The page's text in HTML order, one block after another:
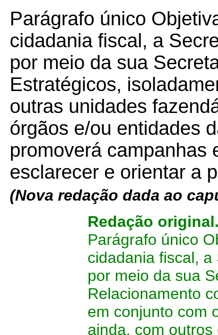
Parágrafo único
cidadania fiscal, a
por meio da sua
Estratégicos,
outras unidades
órgãos e/ou entidades
promoverá campanhas
esclarecer e orientar a
(Nova redação dada ao
Redação
Parágrafo único
cidadania fiscal,
por meio da sua
Relacionamento
em conjunto com
ainda, com